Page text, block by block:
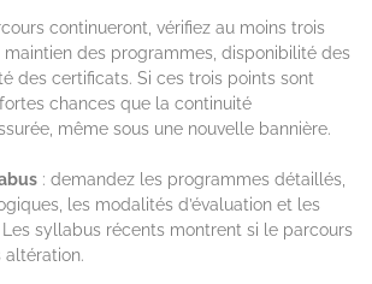
continueront, vérifiez au moins trois
des programmes, disponibilité des
des certificats. Si ces trois points sont
chances que la continuité
même sous une nouvelle bannière.
: demandez les programmes détaillés,
les modalités d’évaluation et les
syllabus récents montrent si le parcours
altération.